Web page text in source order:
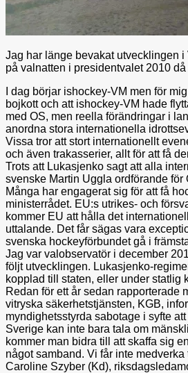
Jag har länge bevakat utvecklingen
på valnatten i presidentvalet 2010
I dag börjar ishockey-VM men för
bojkott och att ishockey-VM hade
med OS, men reella förändringar i
anordna stora internationella
Vissa tror att stort internationellt
och även trakasserier, allt för att få
Trots att Lukasjenko sagt att alla
svenske Martin Uggla ordförande
Många har engagerat sig för att få
ministerrådet. EU:s utrikes- och
kommer EU att hålla det
uttalande. Det får sägas vara
svenska hockeyförbundet gå i
Jag var valobservatör i december
följt utvecklingen. Lukasjenko-
kopplad till staten, eller under statlig
Redan för ett år sedan rapporterade
vitryska säkerhetstjänsten, KGB,
myndighetsstyrda sabotage i syfte
Sverige kan inte bara tala om
kommer man bidra till att skaffa sig
något samband. Vi får inte
Caroline Szyber (Kd),